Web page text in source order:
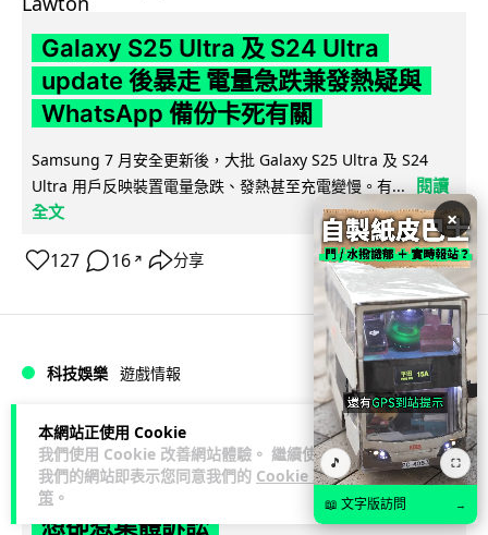
本網站正使用 Cookie
我們使用 Cookie 改善網站體驗。 繼續使用
我們的網站即表示您同意我們的 Cookie 政
策 。
Galaxy S25 Ultra 及 S24 Ultra
update 後暴走 電量急跌兼發熱疑與
WhatsApp 備份卡死有關
Samsung 7 月安全更新後，大批 Galaxy S25 Ultra 及 S24
Ultra 用戶反映裝置電量急跌、發熱甚至充電變慢。有...
閱讀
全文
127 16 ↗ 分享
科技娛樂 遊戲情報
藍骨 22 小時
任天堂多收關稅不作退款 業績報告理
想卻惹集體訴訟
×
🎵 ⛶
📖 文字版訪問 →